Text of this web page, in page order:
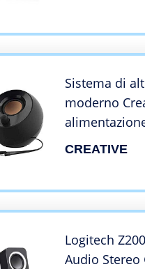
Sistema di
moderno
CREATIVE
Logitech
Audio Stereo